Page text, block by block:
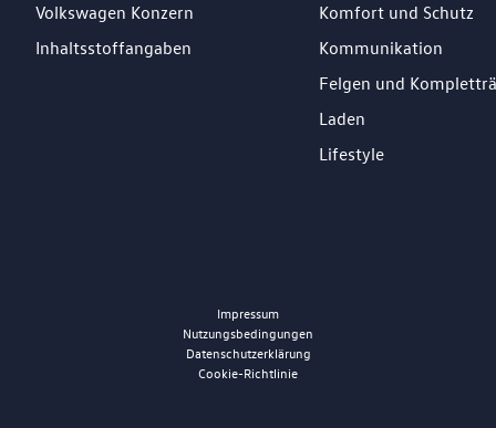
Volkswagen Konzern
Inhaltsstoffangaben
Komfort und Schutz
Kommunikation
Felgen und
Laden
Lifestyle
Impressum
Nutzungsbedingungen
Datenschutzerklärung
Cookie-Richtlinie